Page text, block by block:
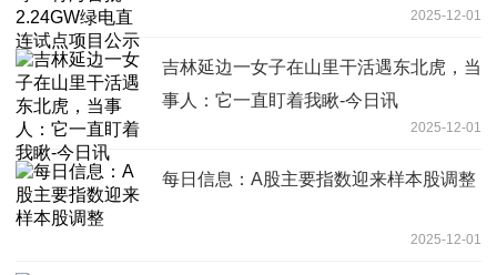
2025-12-01
吉林延边一女子在山里干活遇东北虎，当
事人：它一直盯着我瞅-今日讯
2025-12-01
每日信息：A股主要指数迎来样本股调整
2025-12-01